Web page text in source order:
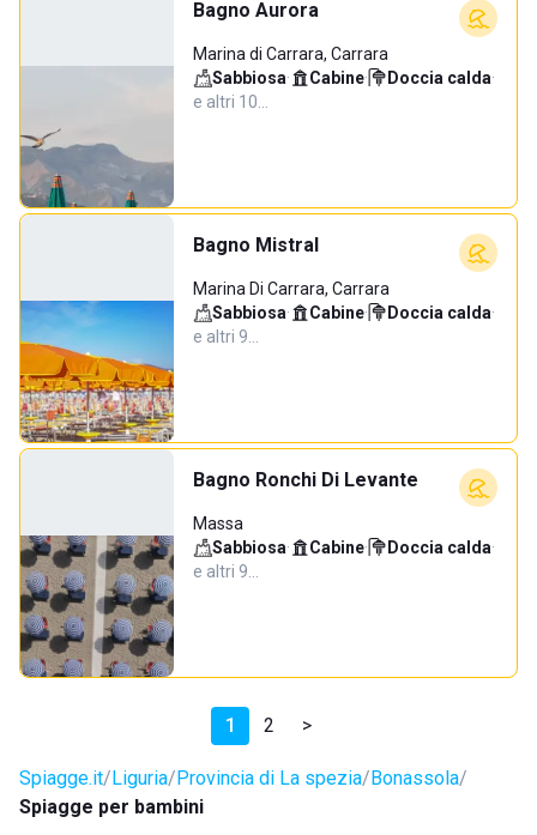
Bagno Aurora
Marina di Carrara, Carrara
Sabbiosa· Cabine· Doccia calda·
e altri 10…
Bagno Mistral
Marina Di Carrara, Carrara
Sabbiosa· Cabine· Doccia calda·
e altri 9…
Bagno Ronchi Di Levante
Massa
Sabbiosa· Cabine· Doccia calda·
e altri 9…
1 2 >
Spiagge.it Liguria Provincia di La spezia Bonassola
Spiagge per bambini